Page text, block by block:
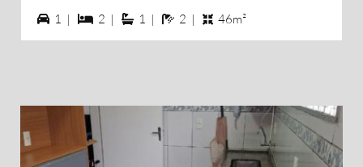
1 vagas na garagem
1 | 2 dormiórios
2 | 1 suítes
1 | 2 banheiros
2 | 46m²